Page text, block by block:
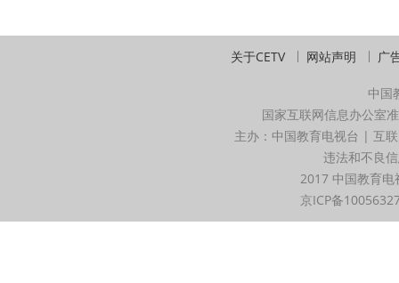
关于CETV 网站声明 广
中国
国家互联网信息办公室
主办：中国教育电视台 | 互
违法和不良
2017 中国教育
京ICP备